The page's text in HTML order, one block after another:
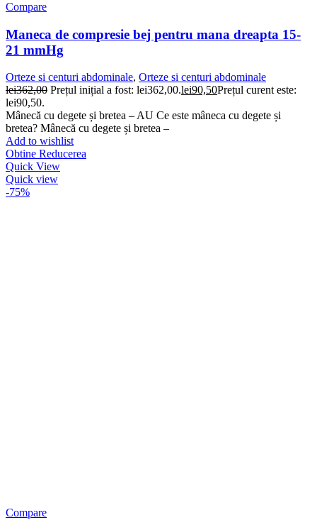
Compare
Maneca de compresie bej pentru mana dreapta 15-
21 mmHg
Orteze si centuri abdominale, Orteze si centuri abdominale
lei362,00 Prețul inițial a fost: lei362,00.lei90,50Prețul curent este:
lei90,50.
Mânecă cu degete și bretea – AU Ce este mâneca cu degete și
bretea? Mânecă cu degete și bretea –
Add to wishlist
Obtine Reducerea
Quick View
Quick view
-75%
Compare